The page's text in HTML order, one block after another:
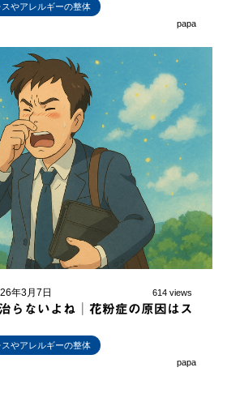
スやアレルギーの整体
papa
年3月7日 614 views
らないよね│花粉症の原因はス
スやアレルギーの整体
papa